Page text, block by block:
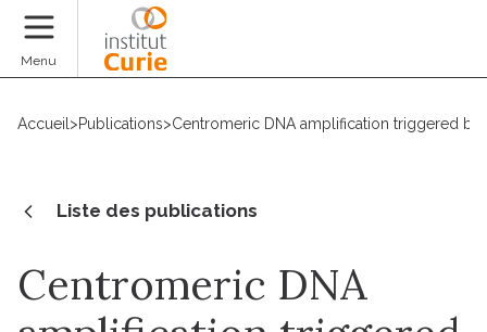
Menu
Accueil >Publications>Centromeric DNA amplification triggered by
Liste des publications
Centromeric DNA